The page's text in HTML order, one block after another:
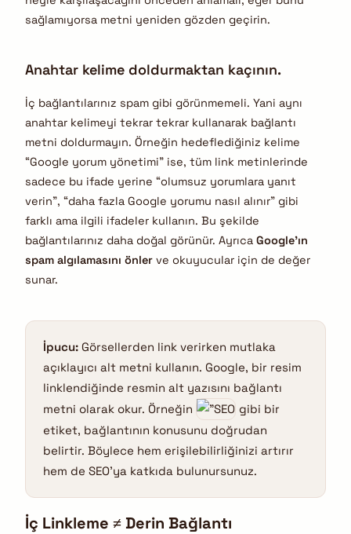
sağlamıyorsa metni yeniden gözden geçirin.
Anahtar kelime doldurmaktan kaçının.
İç bağlantılarınız spam gibi görünmemeli. Yani aynı
anahtar kelimeyi tekrar tekrar kullanarak bağlantı
metni doldurmayın. Örneğin hedeflediğiniz kelime
“Google yorum yönetimi” ise, tüm link metinlerinde
sadece bu ifade yerine “olumsuz yorumlara yanıt
verin”, “daha fazla Google yorumu nasıl alınır” gibi
farklı ama ilgili ifadeler kullanın. Bu şekilde
bağlantılarınız daha doğal görünür. Ayrıca Google’ın
spam algılamasını önler ve okuyucular için de değer
sunar.
İpucu: Görsellerden link verirken mutlaka
açıklayıcı alt metni kullanın. Google, bir resim
linklendiğinde resmin alt yazısını bağlantı
metni olarak okur. Örneğin
gibi bir
etiket, bağlantının konusunu doğrudan
belirtir. Böylece hem erişilebilirliğinizi artırır
hem de SEO’ya katkıda bulunursunuz.
İç Linkleme ≠ Derin Bağlantı